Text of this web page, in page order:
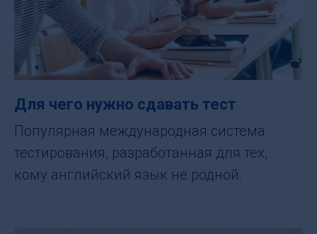
Для чего нужно сдавать тест
Популярная международная система
тестирования, разработанная для тех,
кому английский язык не родной.